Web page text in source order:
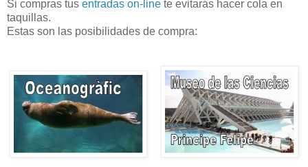
Si compras tus entradas on-line te evitarás hacer cola en
taquillas.
Estas son las posibilidades de compra: